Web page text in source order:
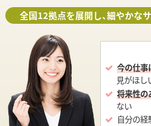
全国12拠点を展開し、細やかな
今の仕事
見がほし
将来性の
ない
自分の経